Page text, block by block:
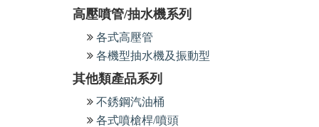
高壓噴管/抽水機系列
各式高壓管
各機型抽水機及振動型
其他類產品系列
不銹鋼汽油桶
各式噴槍桿/噴頭